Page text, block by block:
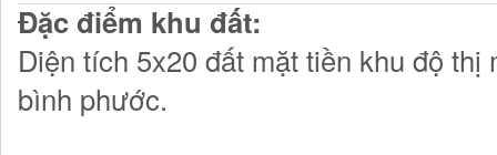
Đặc điểm khu đất:
Diện tích 5x20 đất mặt tiền khu độ thị
bình phước.